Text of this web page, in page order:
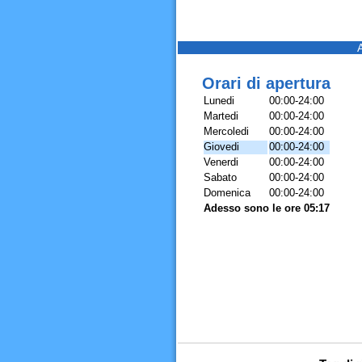
Orari di apertura
Lunedi
00:00-24:00
Martedi
00:00-24:00
Mercoledi
00:00-24:00
Giovedi
00:00-24:00
Venerdi
00:00-24:00
Sabato
00:00-24:00
Domenica
00:00-24:00
Adesso sono le ore 05:17